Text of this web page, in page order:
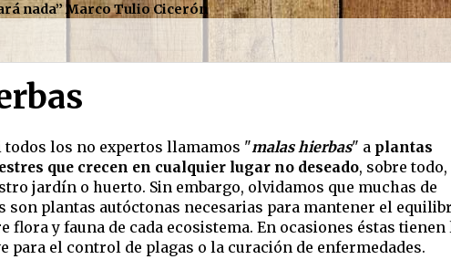
nada” Marco Tulio Cicerón
todos los no expertos llamamos "malas hierbas" a plantas
que crecen en cualquier lugar no deseado, sobre todo,
jardín o huerto. Sin embargo, olvidamos que muchas de
son plantas autóctonas necesarias para mantener el
flora y fauna de cada ecosistema. En ocasiones éstas tienen
para el control de plagas o la curación de enfermedades.